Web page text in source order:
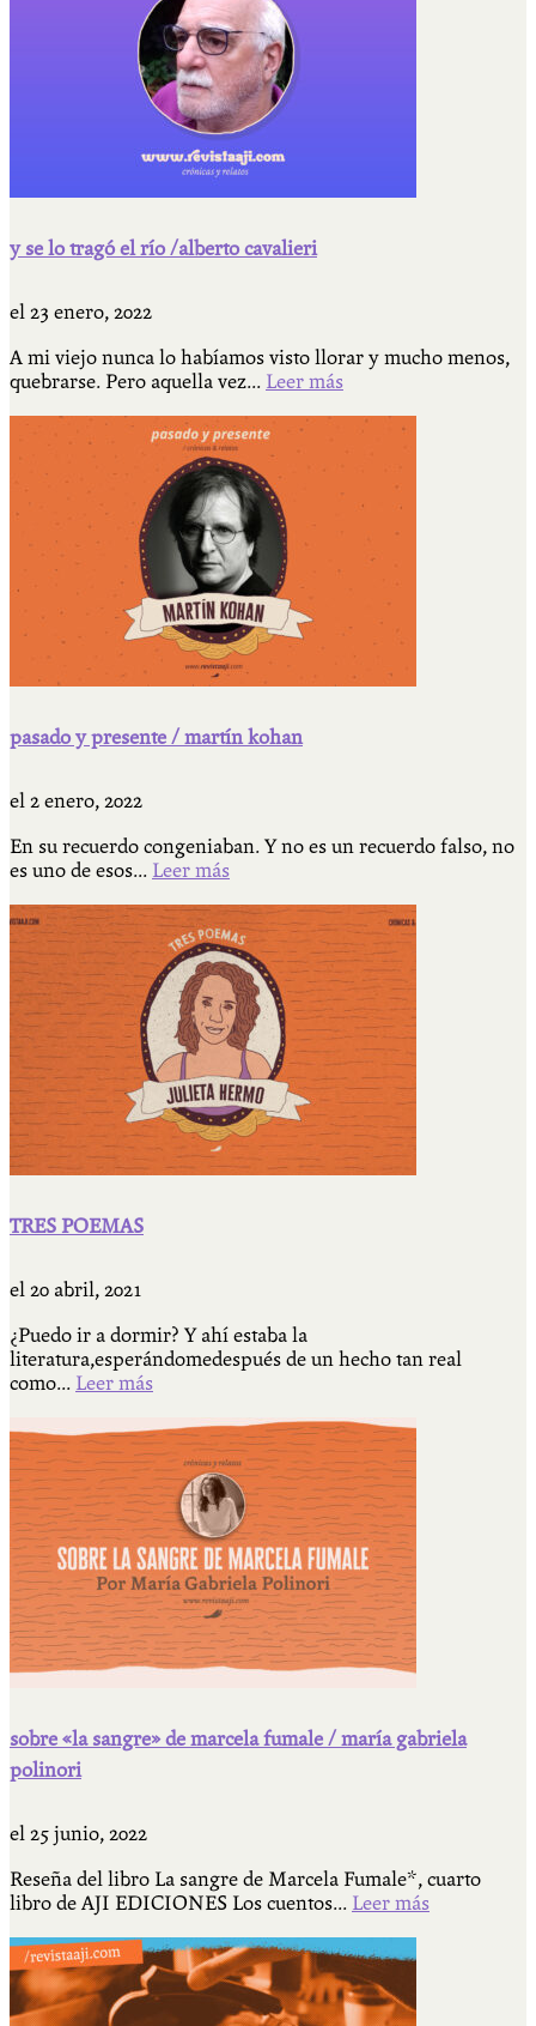
y se lo tragó el río /alberto cavalieri
el 23 enero, 2022
A mi viejo nunca lo habíamos visto llorar y mucho menos,
quebrarse. Pero aquella vez... Leer más
pasado y presente / martín kohan
el 2 enero, 2022
En su recuerdo congeniaban. Y no es un recuerdo falso, no
es uno de esos... Leer más
TRES POEMAS
el 20 abril, 2021
¿Puedo ir a dormir? Y ahí estaba la
literatura,esperándomedespués de un hecho tan real
como... Leer más
sobre «la sangre» de marcela fumale / maría gabriela
polinori
el 25 junio, 2022
Reseña del libro La sangre de Marcela Fumale*, cuarto
libro de AJI EDICIONES Los cuentos... Leer más